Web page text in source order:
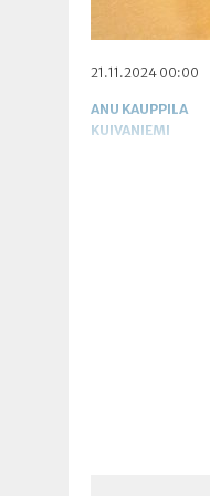
21.11.2024 00:00
ANU KAUPPILA
KUIVANIEMI